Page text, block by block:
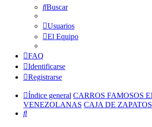
Buscar
Usuarios
El Equipo
FAQ
Identificarse
Registrarse
Índice general CARROS FAMOSOS
VENEZOLANAS CAJA DE ZAPATOS
Buscar